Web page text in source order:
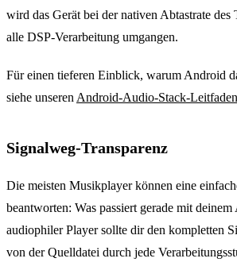
wird das Gerät bei der nativen Abtastrate des
alle DSP-Verarbeitung umgangen.
Für einen tieferen Einblick, warum Android
siehe unseren Android-Audio-Stack-Leitfaden
Signalweg-Transparenz
Die meisten Musikplayer können eine
beantworten: Was passiert gerade mit
audiophiler Player sollte dir den kompletten
von der Quelldatei durch jede